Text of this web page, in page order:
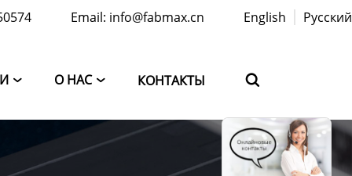
Email: info@fabmax.cn English Русский
 О НАС  КОНТАКТЫ 